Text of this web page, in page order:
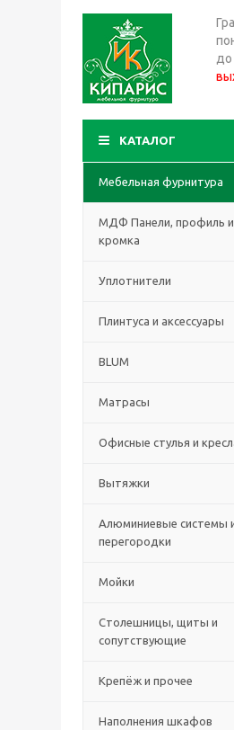
до
КАТАЛОГ
Мебельная фурнитура
МДФ Панели, профиль и
кромка
Уплотнители
Плинтуса и аксессуары
BLUM
Матрасы
Офисные стулья и
Вытяжки
Алюминиевые системы
перегородки
Мойки
Столешницы, щиты и
сопутствующие
Крепёж и прочее
Наполнения шкафов